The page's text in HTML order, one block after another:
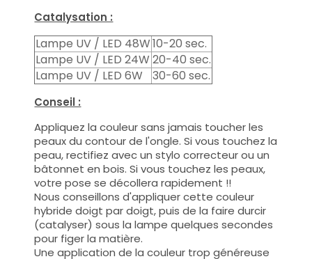
Catalysation :
Lampe UV / LED 48W10-20 sec.
Lampe UV / LED 24W 20-40 sec.
Lampe UV / LED 6W
30-60 sec.
Conseil :
Appliquez la couleur sans jamais toucher les
peaux du contour de l'ongle. Si vous touchez la
peau, rectifiez avec un stylo correcteur ou un
bâtonnet en bois. Si vous touchez les peaux,
votre pose se décollera rapidement !!
Nous conseillons d'appliquer cette couleur
hybride doigt par doigt, puis de la faire durcir
(catalyser) sous la lampe quelques secondes
pour figer la matière.
Une application de la couleur trop généreuse